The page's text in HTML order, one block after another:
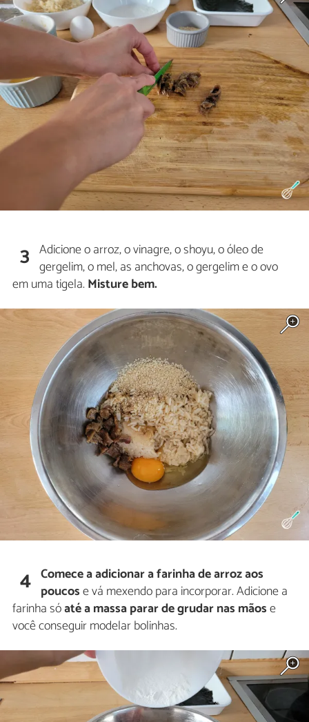
3 Adicione o arroz, o vinagre, o shoyu, o óleo de
gergelim, o mel, as anchovas, o gergelim e o ovo
em uma tigela. Misture bem.
4 Comece a adicionar a farinha de arroz aos
poucose vá mexendo para incorporar. Adicione a
farinha sóaté a massa parar de grudar nas mãose
você conseguir modelar bolinhas.